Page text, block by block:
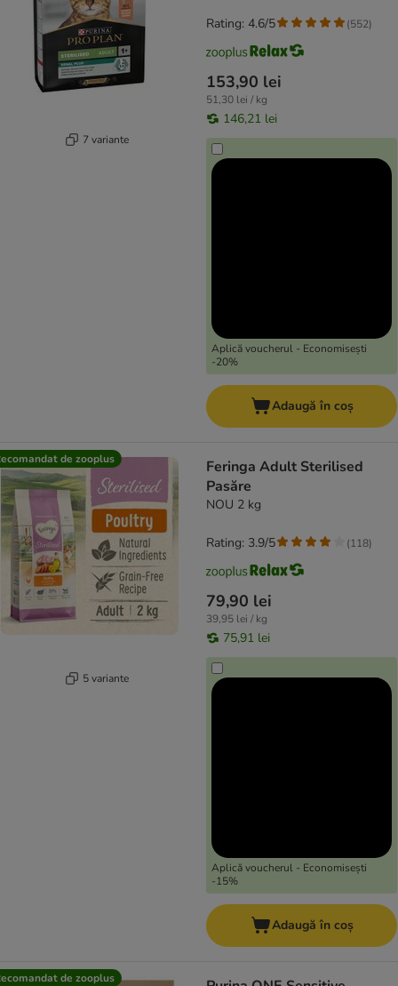
7 variante
153,90 lei
51,30 lei / kg
146,21 lei
Aplică voucherul - Economisești
-20%
Rating: 4.6/5 (552)
Adaugă în coș
de zooplus
5 variante
Feringa Adult Sterilised
Pasăre
NOU 2 kg
79,90 lei
39,95 lei / kg
75,91 lei
Aplică voucherul - Economisești
-15%
Rating: 3.9/5 (118)
Adaugă în coș
de zooplus